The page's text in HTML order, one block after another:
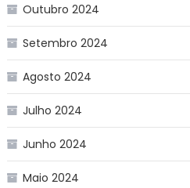
Outubro 2024
Setembro 2024
Agosto 2024
Julho 2024
Junho 2024
Maio 2024